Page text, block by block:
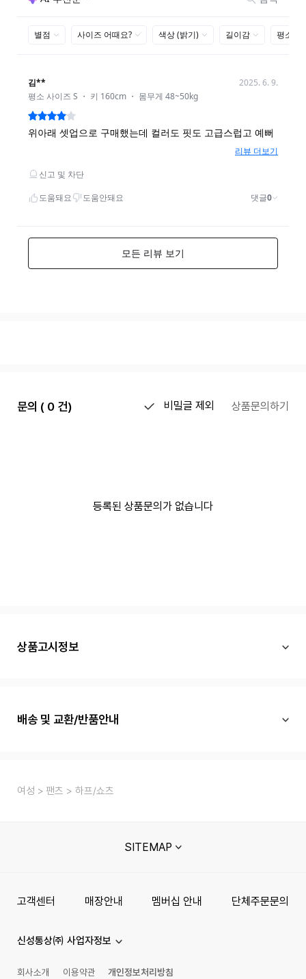
문의 ( 0 건) 비밀글 제외 상품문의하기
등록된 상품문의가 없습니다
상품고시정보
배송 및 교환/반품안내
여성 팬츠 하프/쇼츠
SITEMAP
고객센터 매장안내 멤버십 안내 단체주문문의
신성통상㈜ 사업자정보
회사소개 이용약관 개인정보처리방침